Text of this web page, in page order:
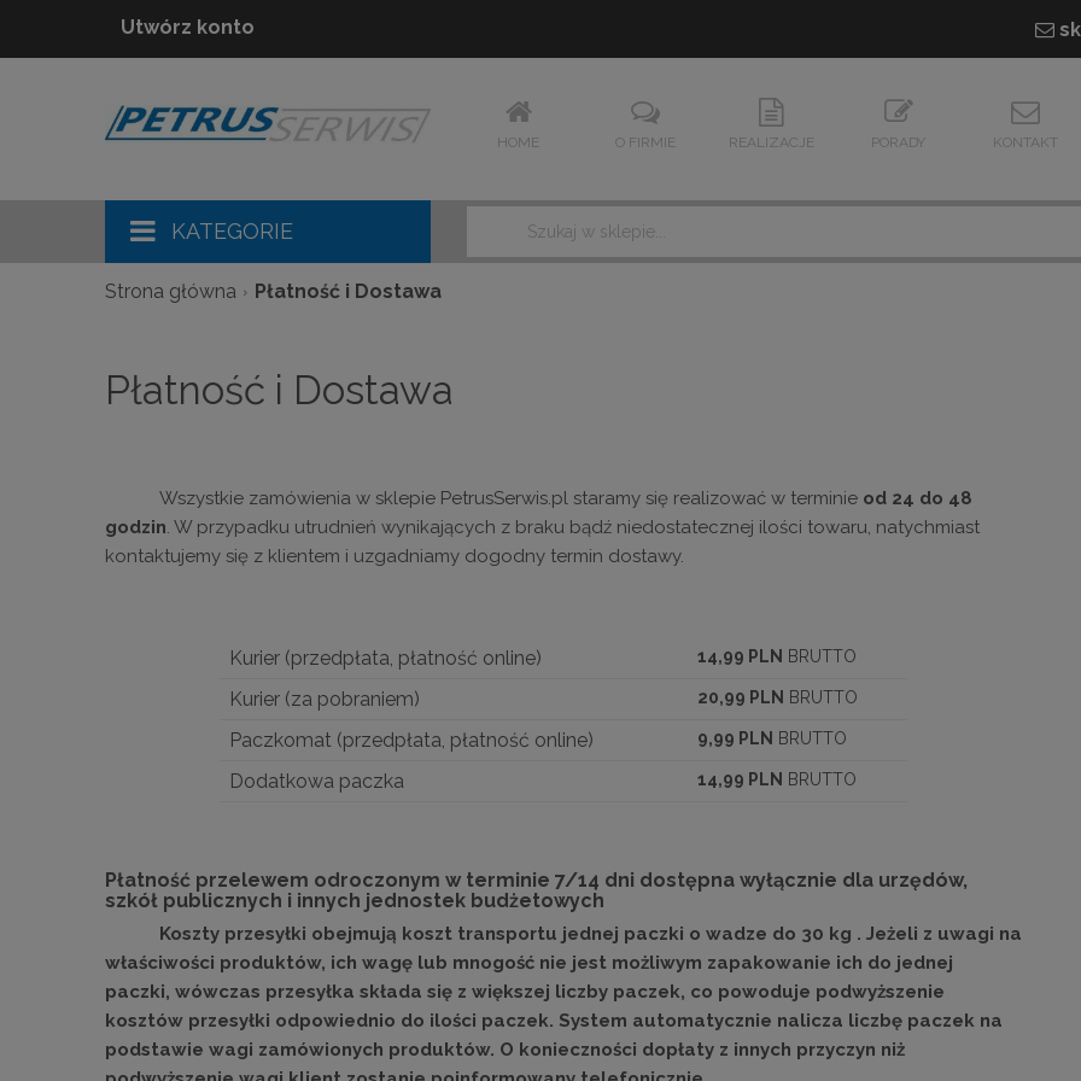
Utwórz konto
HOME O FIRMIE REALIZACJE PORADY KONTAKT
KATEGORIE
Strona główna Płatność i Dostawa
Płatność i Dostawa
Wszystkie zamówienia w sklepie PetrusSerwis.pl staramy się realizować w terminie od 24 do 48
godzin . W przypadku utrudnień wynikających z braku bądź niedostatecznej ilości towaru, natychmiast
kontaktujemy się z klientem i uzgadniamy dogodny termin dostawy.
Kurier (przedpłata, płatność online) 14,99 PLN BRUTTO
Kurier (za pobraniem) 20,99 PLN BRUTTO
Paczkomat (przedpłata, płatność online) 9,99 PLN BRUTTO
Dodatkowa paczka 14,99 PLN BRUTTO
Płatność przelewem odroczonym w terminie 7/14 dni dostępna wyłącznie dla urzędów,
szkół publicznych i innych jednostek budżetowych
Koszty przesyłki obejmują koszt transportu jednej paczki o wadze do 30 kg . Jeżeli z uwagi na
właściwości produktów, ich wagę lub mnogość nie jest możliwym zapakowanie ich do jednej
paczki, wówczas przesyłka składa się z większej liczby paczek, co powoduje podwyższenie
kosztów przesyłki odpowiednio do ilości paczek. System automatycznie nalicza liczbę paczek na
podstawie wagi zamówionych produktów. O konieczności dopłaty z innych przyczyn niż